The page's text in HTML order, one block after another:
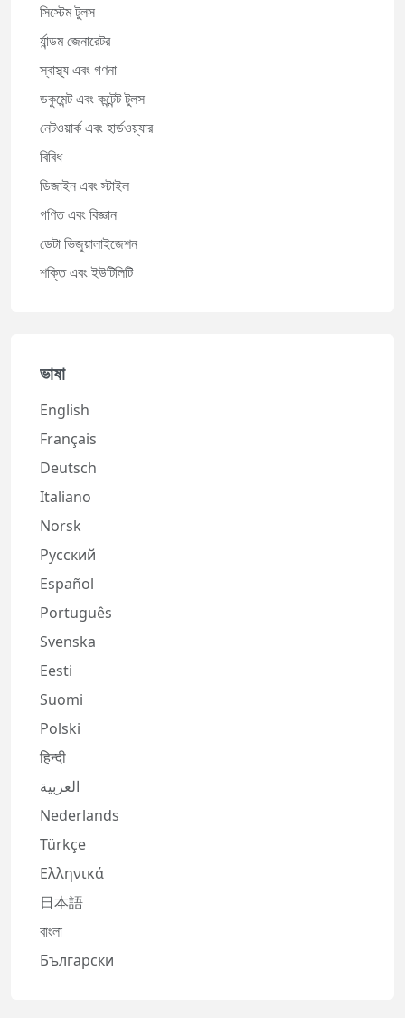
সিস্টেম টুলস
র্যান্ডম জেনারেটর
স্বাস্থ্য এবং গণনা
ডকুমেন্ট এবং কন্টেন্ট টুলস
নেটওয়ার্ক এবং হার্ডওয়্যার
বিবিধ
ডিজাইন এবং স্টাইল
গণিত এবং বিজ্ঞান
ডেটা ভিজুয়ালাইজেশন
শক্তি এবং ইউটিলিটি
ভাষা
English
Français
Deutsch
Italiano
Norsk
Русский
Español
Português
Svenska
Eesti
Suomi
Polski
हिन्दी
العربية
Nederlands
Türkçe
Ελληνικά
日本語
বাংলা
Български